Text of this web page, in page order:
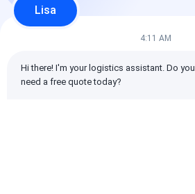
Lisa
4:11 AM
Hi there! I'm your logistics assistant. Do you
need a free quote today?